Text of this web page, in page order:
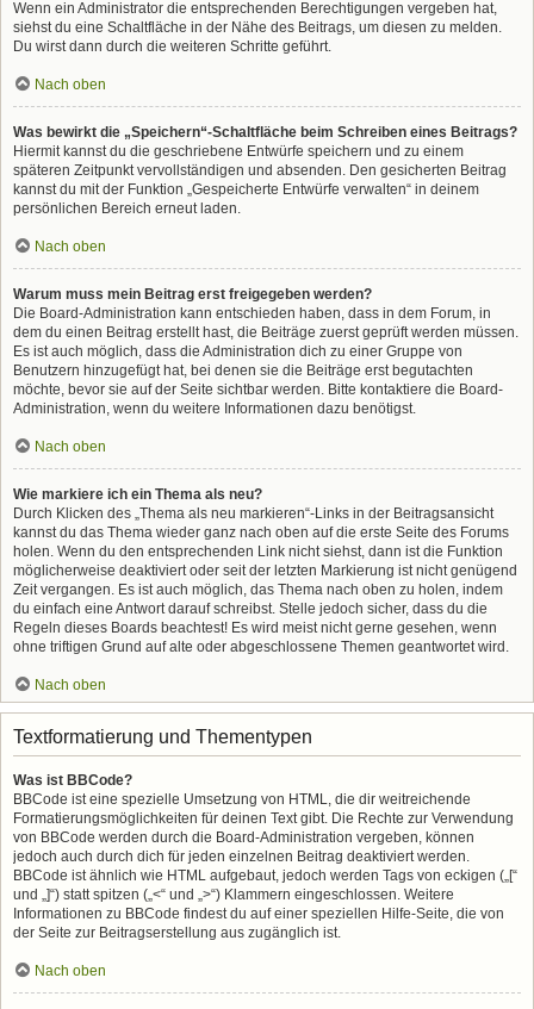
Wenn ein Administrator die entsprechenden Berechtigungen vergeben hat,
siehst du eine Schaltfläche in der Nähe des Beitrags, um diesen zu melden.
Du wirst dann durch die weiteren Schritte geführt.
Nach oben
Was bewirkt die „Speichern“-Schaltfläche beim Schreiben eines Beitrags?
Hiermit kannst du die geschriebene Entwürfe speichern und zu einem
späteren Zeitpunkt vervollständigen und absenden. Den gesicherten Beitrag
kannst du mit der Funktion „Gespeicherte Entwürfe verwalten“ in deinem
persönlichen Bereich erneut laden.
Nach oben
Warum muss mein Beitrag erst freigegeben werden?
Die Board-Administration kann entschieden haben, dass in dem Forum, in
dem du einen Beitrag erstellt hast, die Beiträge zuerst geprüft werden müssen.
Es ist auch möglich, dass die Administration dich zu einer Gruppe von
Benutzern hinzugefügt hat, bei denen sie die Beiträge erst begutachten
möchte, bevor sie auf der Seite sichtbar werden. Bitte kontaktiere die Board-
Administration, wenn du weitere Informationen dazu benötigst.
Nach oben
Wie markiere ich ein Thema als neu?
Durch Klicken des „Thema als neu markieren“-Links in der Beitragsansicht
kannst du das Thema wieder ganz nach oben auf die erste Seite des Forums
holen. Wenn du den entsprechenden Link nicht siehst, dann ist die Funktion
möglicherweise deaktiviert oder seit der letzten Markierung ist nicht genügend
Zeit vergangen. Es ist auch möglich, das Thema nach oben zu holen, indem
du einfach eine Antwort darauf schreibst. Stelle jedoch sicher, dass du die
Regeln dieses Boards beachtest! Es wird meist nicht gerne gesehen, wenn
ohne triftigen Grund auf alte oder abgeschlossene Themen geantwortet wird.
Nach oben
Textformatierung und Thementypen
Was ist BBCode?
BBCode ist eine spezielle Umsetzung von HTML, die dir weitreichende
Formatierungsmöglichkeiten für deinen Text gibt. Die Rechte zur Verwendung
von BBCode werden durch die Board-Administration vergeben, können
jedoch auch durch dich für jeden einzelnen Beitrag deaktiviert werden.
BBCode ist ähnlich wie HTML aufgebaut, jedoch werden Tags von eckigen („[“
und „]“) statt spitzen („<“ und „>“) Klammern eingeschlossen. Weitere
Informationen zu BBCode findest du auf einer speziellen Hilfe-Seite, die von
der Seite zur Beitragserstellung aus zugänglich ist.
Nach oben